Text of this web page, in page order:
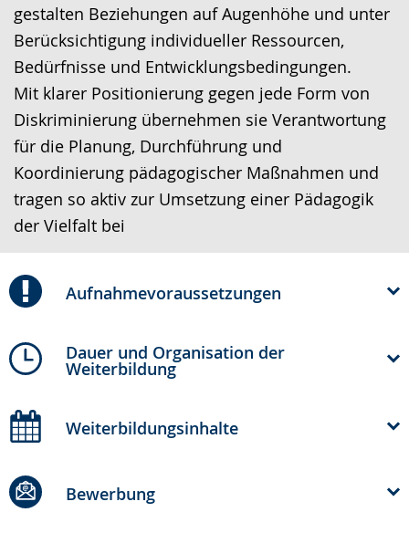
gestalten Beziehungen auf Augenhöhe und unter
Berücksichtigung individueller Ressourcen,
Bedürfnisse und Entwicklungsbedingungen.
Mit klarer Positionierung gegen jede Form von
Diskriminierung übernehmen sie Verantwortung
für die Planung, Durchführung und
Koordinierung pädagogischer Maßnahmen und
tragen so aktiv zur Umsetzung einer Pädagogik
der Vielfalt bei
Aufnahmevoraussetzungen
Dauer und Organisation der
Weiterbildung
Weiterbildungsinhalte
Bewerbung